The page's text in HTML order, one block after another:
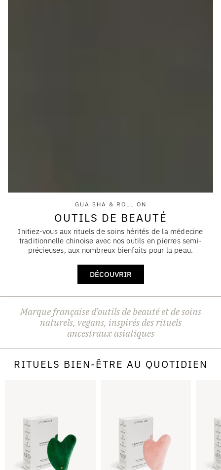
Marque française d’outils de beautéet de soins
naturels, vegans, inspirés des rituels
ancestraux asiatiques
GUA SHA & ROLL ON
OUTILS DE BEAUTÉ
Initiez-vous aux rituels de soins hérités de la médecine
traditionnelle chinoise avec nos outils en pierres semi-
précieuses, aux nombreux bienfaits pour la peau.
DÉCOUVRIR
RITUELS BIEN-ÊTRE AU QUOTIDIEN